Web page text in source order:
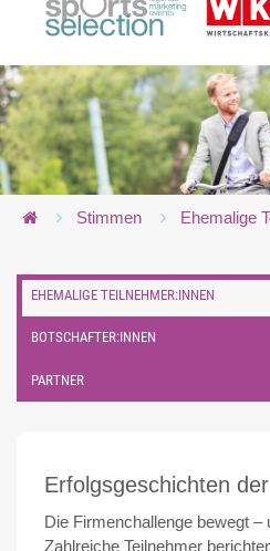
Stimmen Ehemalige
EHEMALIGE TEILNEHMER:INNEN
BOTSCHAFTER:INNEN
PARTNER
Erfolgsgeschichten
Die Firmenchallenge bewegt –
Zahlreiche Teilnehmer